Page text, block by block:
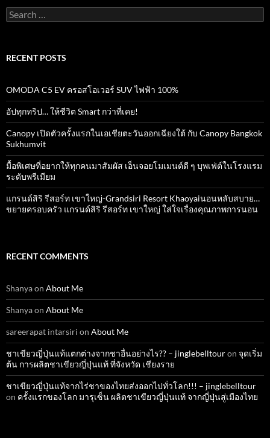
Search
for:
RECENT POSTS
OMODA C5 EV ครอสโอเวอร์ SUV ไฟฟ้า 100%
อัปทุกทริป… ให้ชีวิต Smart กว่าที่เคย!
Canopy เปิดตัวครั้งแรกในเอเชียตะวันออกเฉียงใต้ กับ Canopy Bangkok
Sukhumvit
มื้อพิเศษที่อยากให้ทุกคนมาสัมผัส เอ็นจอยโมเมนต์ดี ๆ บุพเฟ่ต์ในโรงแรม
ระดับพรีเมียม
แกรนด์สิริ​ รีสอร์ท​ เขาใหญ่​-Grandsiri​ Resort​ Khaoyaiนอนหลับสบาย…
ขยายครอบครัว แกรนด์สิริ รีสอร์ท เขาใหญ่ ใส่ใจเรื่องคุณภาพการนอน
RECENT COMMENTS
Shanyaon About Me
Shanyaon About Me
sareerapat intarsiri on About Me
ชาเขียวญี่ปุ่นแท้แตกต่างจากชาอื่นอย่างไร?? – jinglebelltouron จุดเริ่ม
ต้น การผลิตชาเขียวญี่ปุ่นแท้ ที่จังหวัด เชียงราย
ชาเขียวญี่ปุ่นแท้จากไร่ชาของไทยส่งออกไปทั่วโลก!!! – jinglebelltour
on ครั้งแรกของโลก มารุเซ็น ผลิตชาเขียวญี่ปุ่นแท้ จากญี่ปุ่นสู่เมืองไทย